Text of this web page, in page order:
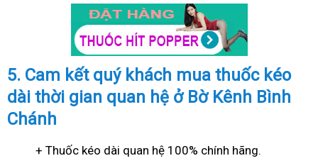
5. Cam kết quý khách mua thuốc kéo
dài thời gian quan hệ ở Bờ Kênh Bình
Chánh
+ Thuốc kéo dài quan hệ 100% chính hãng.